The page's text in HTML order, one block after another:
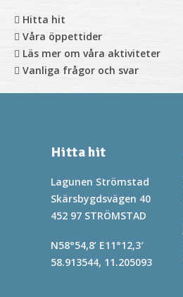
Hitta hit
Våra öppettider
Läs mer om våra aktiviteter
Vanliga frågor och svar
Hitta hit
Lagunen Strömstad
Skärsbygdsvägen 40
452 97 STRÖMSTAD
N58°54,8’ E11°12,3′
58.913544, 11.205093